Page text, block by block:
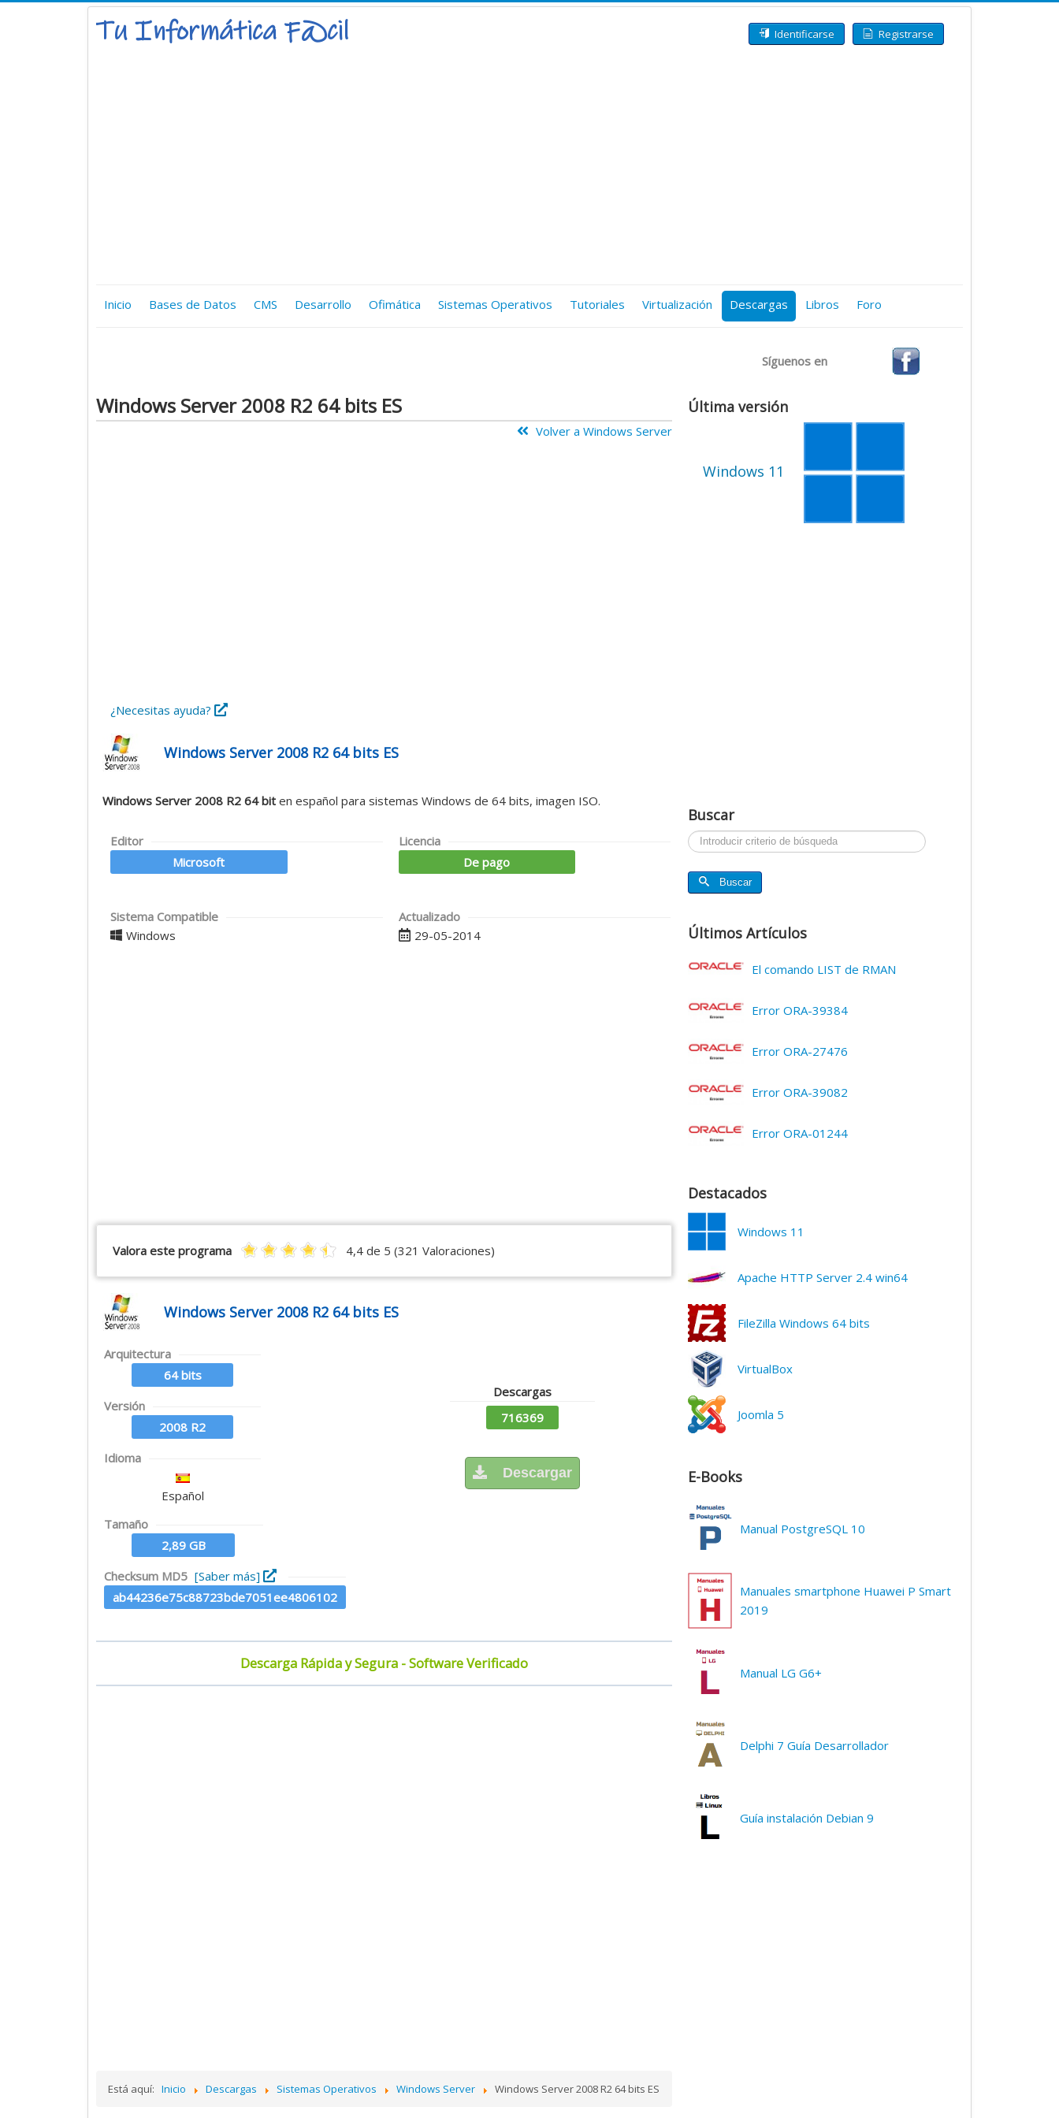
Identificarse Registrarse
Inicio Bases de Datos CMS Desarrollo Ofimática Sistemas Operativos Tutoriales Virtualización Descargas Libros Foro
Síguenos en
Windows Server 2008 R2 64 bits ES
Volver a Windows Server
¿Necesitas ayuda?
Windows Server 2008 R2 64 bits ES
Windows Server 2008 R2 64 bit en español para sistemas Windows de 64 bits, imagen ISO.
Editor
Microsoft
Licencia
De pago
Sistema Compatible
Windows
Actualizado
29-05-2014
Valora este programa 4,4 de 5 (321 Valoraciones)
Windows Server 2008 R2 64 bits ES
Arquitectura
64 bits
Versión
2008 R2
Idioma
Español
Tamaño
2,89 GB
Checksum MD5 [Saber más]
ab44236e75c88723bde7051ee4806102
Descargas
716369
Descargar
Descarga Rápida y Segura - Software Verificado
Está aquí: Inicio Descargas Sistemas Operativos Windows Server Windows Server 2008 R2 64 bits ES
Última versión
Windows 11
Buscar
Buscar...
Buscar
Últimos Artículos
El comando LIST de RMAN
Error ORA-39384
Error ORA-27476
Error ORA-39082
Error ORA-01244
Destacados
Windows 11
Apache HTTP Server 2.4 win64
FileZilla Windows 64 bits
VirtualBox
Joomla 5
E-Books
Manual PostgreSQL 10
Manuales smartphone Huawei P Smart
2019
Manual LG G6+
Delphi 7 Guía Desarrollador
Guía instalación Debian 9